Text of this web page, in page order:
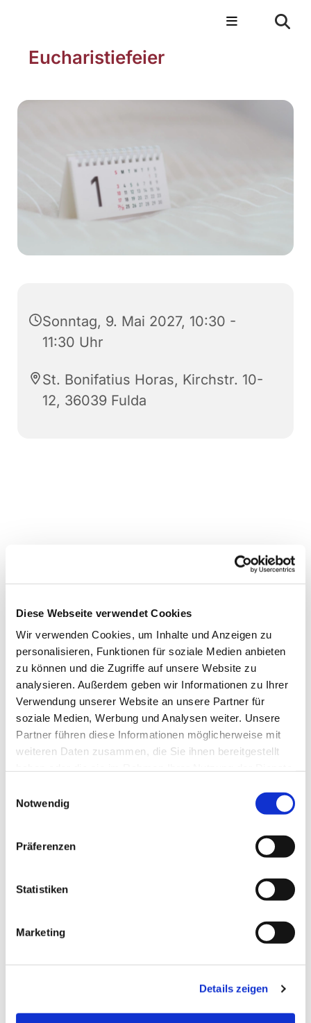
Diese Webseite verwendet Cookies
Wir verwenden Cookies, um Inhalte und Anzeigen zu
personalisieren, Funktionen für soziale Medien anbieten
zu können und die Zugriffe auf unsere Website zu
analysieren. Außerdem geben wir Informationen zu Ihrer
Verwendung unserer Website an unsere Partner für
soziale Medien, Werbung und Analysen weiter. Unsere
Partner führen diese Informationen möglicherweise mit
weiteren Daten zusammen, die Sie ihnen bereitgestellt
Notwendig
Präferenzen
Statistiken
Marketing
Details zeigen
Eucharistiefeier
Sonntag, 9. Mai 2027, 10:30 -
11:30 Uhr
St. Bonifatius Horas, Kirchstr. 10-
12, 36039 Fulda
Dies könnte Sie auch
interessieren